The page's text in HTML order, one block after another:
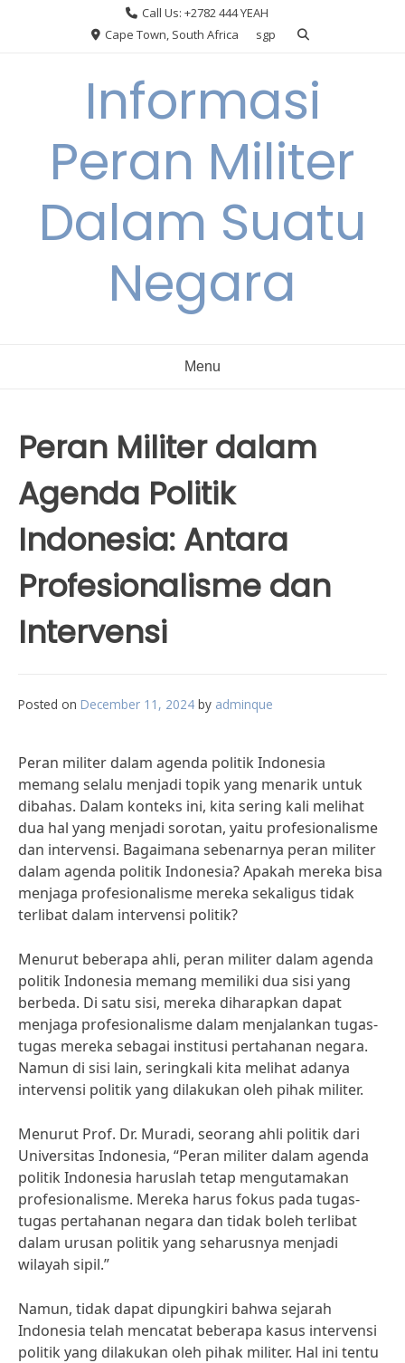
Call Us: +2782 444 YEAH
Cape Town, South Africa
sgp
Informasi
Peran Militer
Dalam Suatu
Negara
Menu
Peran Militer dalam
Agenda Politik
Indonesia: Antara
Profesionalisme dan
Intervensi
Posted on December 11, 2024 by adminque
Peran militer dalam agenda politik Indonesia
memang selalu menjadi topik yang menarik untuk
dibahas. Dalam konteks ini, kita sering kali melihat
dua hal yang menjadi sorotan, yaitu profesionalisme
dan intervensi. Bagaimana sebenarnya peran militer
dalam agenda politik Indonesia? Apakah mereka bisa
menjaga profesionalisme mereka sekaligus tidak
terlibat dalam intervensi politik?
Menurut beberapa ahli, peran militer dalam agenda
politik Indonesia memang memiliki dua sisi yang
berbeda. Di satu sisi, mereka diharapkan dapat
menjaga profesionalisme dalam menjalankan tugas-
tugas mereka sebagai institusi pertahanan negara.
Namun di sisi lain, seringkali kita melihat adanya
intervensi politik yang dilakukan oleh pihak militer.
Menurut Prof. Dr. Muradi, seorang ahli politik dari
Universitas Indonesia, “Peran militer dalam agenda
politik Indonesia haruslah tetap mengutamakan
profesionalisme. Mereka harus fokus pada tugas-
tugas pertahanan negara dan tidak boleh terlibat
dalam urusan politik yang seharusnya menjadi
wilayah sipil.”
Namun, tidak dapat dipungkiri bahwa sejarah
Indonesia telah mencatat beberapa kasus intervensi
politik yang dilakukan oleh pihak militer. Hal ini tentu